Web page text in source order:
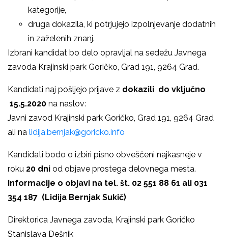
kategorije,
druga dokazila, ki potrjujejo izpolnjevanje dodatnih
in zaželenih znanj.
Izbrani kandidat bo delo opravljal na sedežu Javnega
zavoda Krajinski park Goričko, Grad 191, 9264 Grad.
Kandidati naj pošljejo prijave z dokazili do vključno
15.5.2020 na naslov:
Javni zavod Krajinski park Goričko, Grad 191, 9264 Grad
ali na lidija.bernjak@goricko.info
Kandidati bodo o izbiri pisno obveščeni najkasneje v
roku 20 dni od objave prostega delovnega mesta.
Informacije o objavi na tel. št. 02 551 88 61 ali 031
354 187 (Lidija Bernjak Sukič)
Direktorica Javnega zavoda, Krajinski park Goričko
Stanislava Dešnik